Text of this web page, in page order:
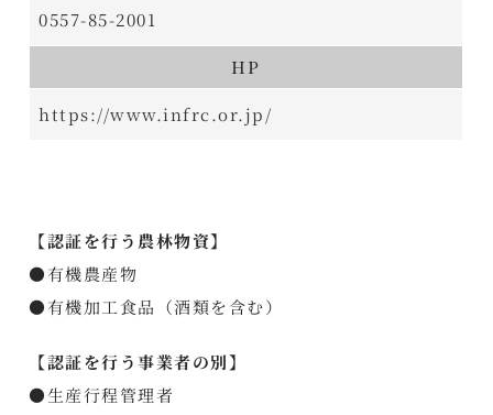
0557-85-2001
HP
https://www.infrc.or.jp/
【認証を行う農林物資】
●有機農産物
●有機加工食品（酒類を含む）
【認証を行う事業者の別】
●生産行程管理者